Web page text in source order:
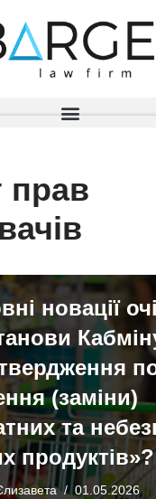
прав
новації
(заміни)
та
продуктів»?
01.05.2026